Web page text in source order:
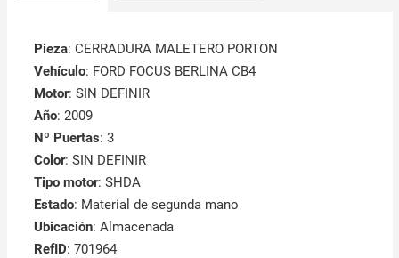
Pieza: CERRADURA MALETERO PORTON
Vehículo: FORD FOCUS BERLINA CB4
Motor: SIN DEFINIR
Año: 2009
Nº Puertas: 3
Color: SIN DEFINIR
Tipo motor: SHDA
Estado: Material de segunda mano
Ubicación: Almacenada
RefID: 701964